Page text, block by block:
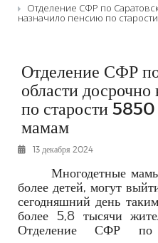
ОФИЦИАЛЬНО
ФОТОРЕПОРТАЖИ
РЕКЛАМОДАТЕЛЯМ
ОБЪЯВЛЕНИЯ
КОНТАКТЫ
Отделение СФР по
назначило пенсию по
Отделение СФР
области
по старости
мамам
13 декабря 2024
Многодетные
более детей, могут
сегодняшний день
более 5,8 тысячи
Отделение СФР по